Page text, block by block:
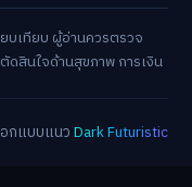
บเทียบ ผู้อ่านควรตรวจ
สินใจด้านสุขภาพ การเงิน
กแบบแนวDark Futuristic